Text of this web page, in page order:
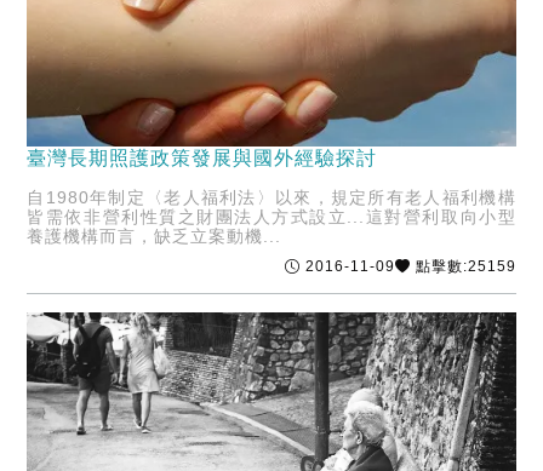
臺灣長期照護政策發展與國外經驗探討
自1980年制定〈老人福利法〉以來，規定所有老人福利機構
皆需依非營利性質之財團法人方式設立...這對營利取向小型
養護機構而言，缺乏立案動機...
2016-11-09 點擊數:25159